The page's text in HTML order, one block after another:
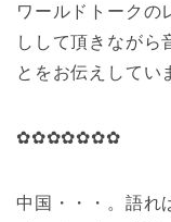
ワールドトークの
しして頂きながら
とをお伝えしてい
✿✿✿✿✿✿✿
中国・・・。語れ